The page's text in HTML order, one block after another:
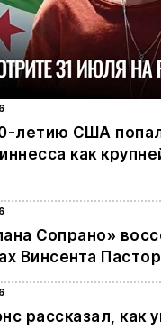
летию США попал
как
Сопрано»
Винсента
рассказал, как